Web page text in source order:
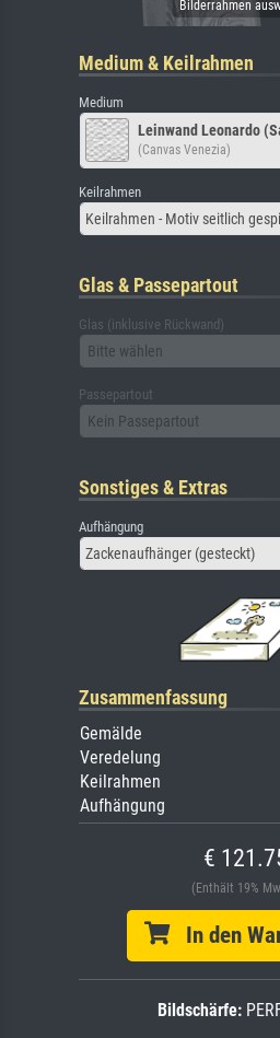
Medium & Keilrahmen
Medium
Leinwand Leonardo
(Canvas Venezia)
Keilrahmen
Keilrahmen - Motiv seitlich
Glas & Passepartout
Glas (inklusive Rückwand)
Bitte wählen
Passepartout
Kein Passepartout
Sonstiges & Extras
Aufhängung
Zackenaufhänger (gesteckt)
Zusammenfassung
Gemälde
Veredelung
Keilrahmen
Aufhängung
€
(Enthält 19%
In den
Bildschärfe: